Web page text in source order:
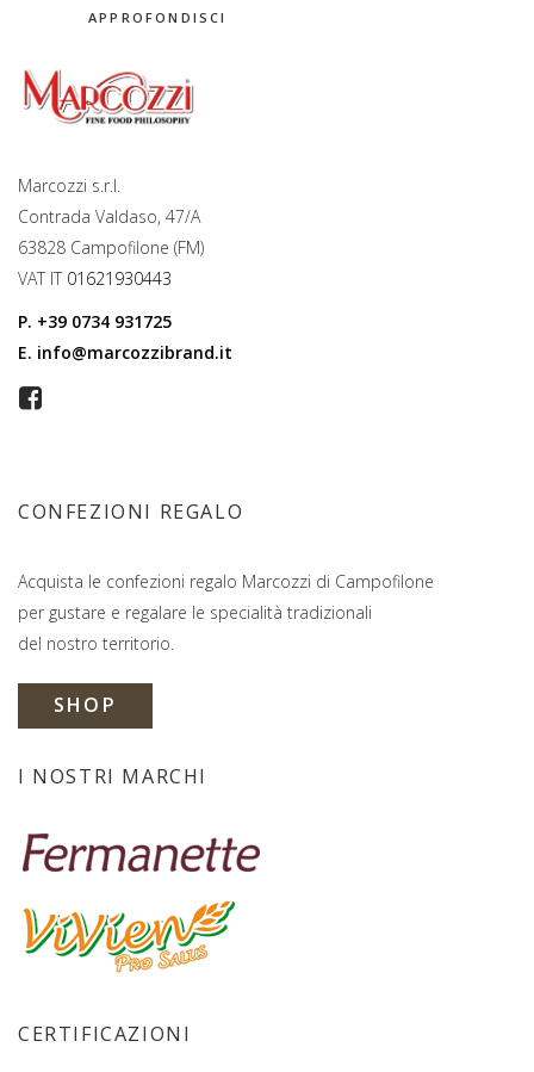
APPROFONDISCI
Marcozzi s.r.l.
Contrada Valdaso, 47/A
63828 Campofilone (FM)
VAT IT 01621930443
P. +39 0734 931725
E. info@marcozzibrand.it
CONFEZIONI REGALO
Acquista le confezioni regalo Marcozzi di Campofilone
per gustare e regalare le specialità tradizionali
del nostro territorio.
SHOP
I NOSTRI MARCHI
CERTIFICAZIONI